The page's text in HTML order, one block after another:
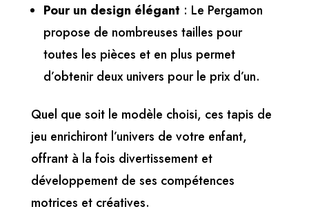
Pour un design élégant : Le Pergamon
propose de nombreuses tailles pour
toutes les pièces et en plus permet
d’obtenir deux univers pour le prix d’un.
Quel que soit le modèle choisi, ces tapis de
jeu enrichiront l’univers de votre enfant,
offrant à la fois divertissement et
développement de ses compétences
motrices et créatives.